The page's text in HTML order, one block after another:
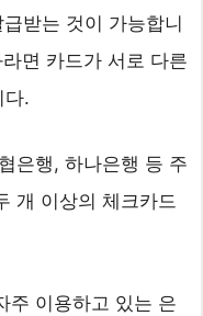
받는 것이 가능합니
면 카드가 서로 다른
다.
은행, 하나은행 등 주
개 이상의 체크카드
주 이용하고 있는 은